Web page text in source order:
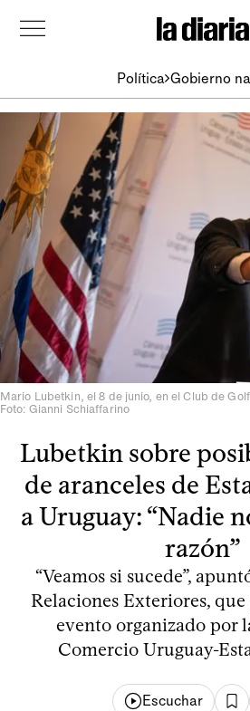
Política Gobierno
Mario Lubetkin, el 8 de junio, en el Club de
Foto: Gianni Schiaffarino
Lubetkin sobre
de aranceles de
a Uruguay: “Nadie
razón”
“Veamos si sucede”,
Relaciones Exteriores,
evento organizado por
Comercio Uruguay-
Escuchar